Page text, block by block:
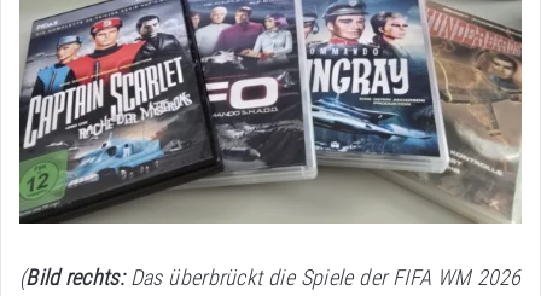
(Bild rechts:Das überbrückt die Spiele der FIFA WM 2026